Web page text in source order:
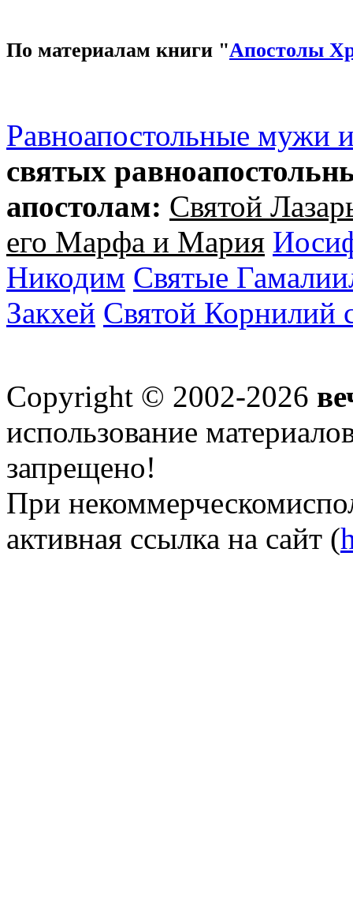
По материалам книги "Апостолы
Равноапостольные мужи
святых
апостолам: Святой
его Марфа и Мария
Никодим Святые
Закхей Святой Корнилий
Copyright © 2002-2026
использование
запрещено!
При
активная ссылка на сайт (